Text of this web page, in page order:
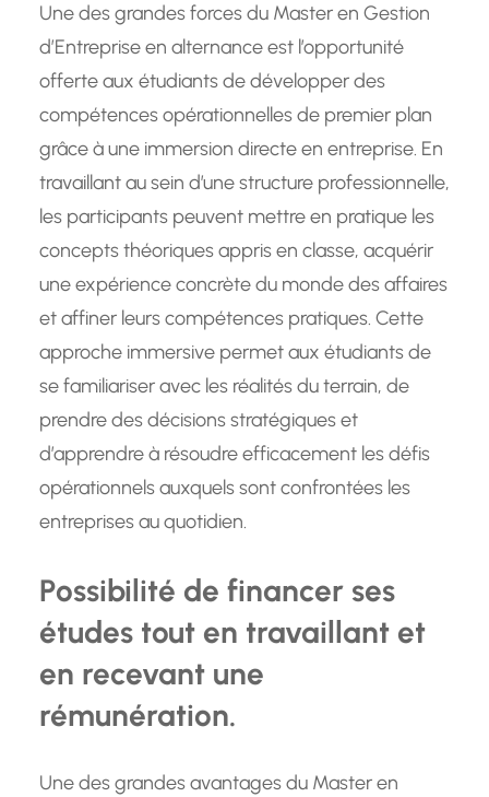
Une des grandes forces du Master en Gestion
d’Entreprise en alternance est l’opportunité
offerte aux étudiants de développer des
compétences opérationnelles de premier plan
grâce à une immersion directe en entreprise. En
travaillant au sein d’une structure professionnelle,
les participants peuvent mettre en pratique les
concepts théoriques appris en classe, acquérir
une expérience concrète du monde des affaires
et affiner leurs compétences pratiques. Cette
approche immersive permet aux étudiants de
se familiariser avec les réalités du terrain, de
prendre des décisions stratégiques et
d’apprendre à résoudre efficacement les défis
opérationnels auxquels sont confrontées les
entreprises au quotidien.
Possibilité de financer ses
études tout en travaillant et
en recevant une
rémunération.
Une des grandes avantages du Master en